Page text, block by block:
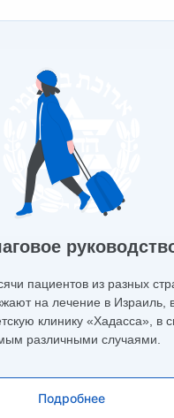
пациентов из разных
на лечение в Израиль,
клинику «Хадасса», в
различными случаями.
Подробнее